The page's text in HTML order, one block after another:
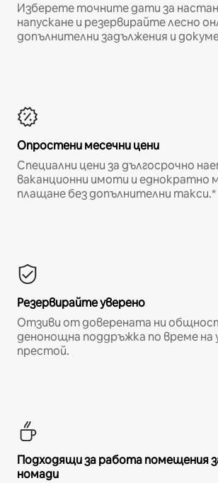
Изберете точните дати за
напускане и резервирайте лесно
допълнителни задължения и
Опростени месечни цени
Специални цени за дългосрочно
ваканционни имоти и еднократно
плащане без допълнителни такси.*
Резервирайте уверено
Отзиви от доверената ни
денонощна поддръжка по време на
престой.
Подходящи за работа помещения
номади